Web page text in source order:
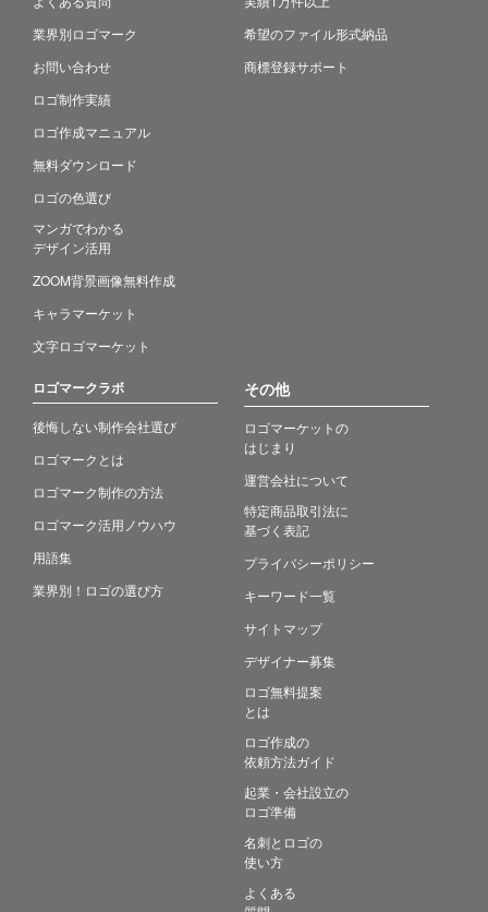
業界別ロゴマーク
お問い合わせ
ロゴ制作実績
ロゴ作成マニュアル
無料ダウンロード
ロゴの色選び
マンガでわかる
デザイン活用
ZOOM背景画像無料作成
キャラマーケット
文字ロゴマーケット
希望のファイル形式納品
商標登録サポート
ロゴマークラボ
後悔しない制作会社選び
ロゴマークとは
ロゴマーク制作の方法
ロゴマーク活用ノウハウ
用語集
業界別！ロゴの選び方
その他
ロゴマーケットの
はじまり
運営会社について
特定商品取引法に
基づく表記
プライバシーポリシー
キーワード一覧
サイトマップ
デザイナー募集
ロゴ無料提案
とは
ロゴ作成の
依頼方法ガイド
起業・会社設立の
ロゴ準備
名刺とロゴの
使い方
よくある